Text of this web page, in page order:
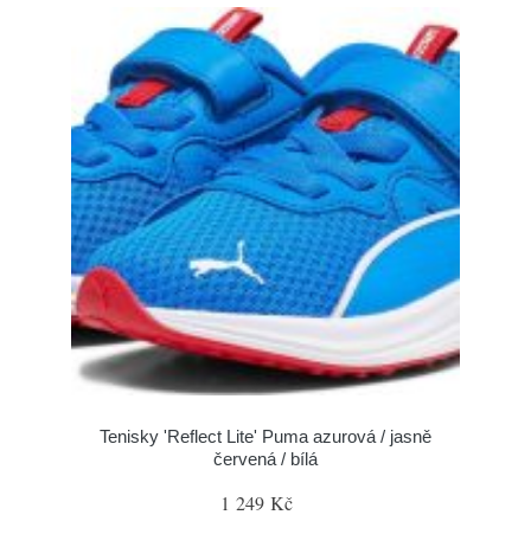
Tenisky 'Reflect Lite' Puma azurová / jasně
červená / bílá
1 249 Kč